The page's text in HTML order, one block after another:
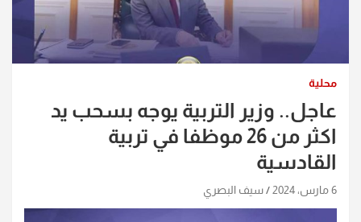
محلية
عاجل.. وزير التربية يوجه بسحب يد
اكثر من 26 موظفا في تربية
القادسية
6 مارس، 2024 سيف البصري